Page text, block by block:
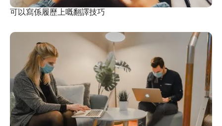
可以寫係履歷上嘅翻譯技巧